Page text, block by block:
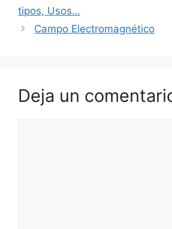
tipos, Usos…
Campo Electromagnético
Deja un